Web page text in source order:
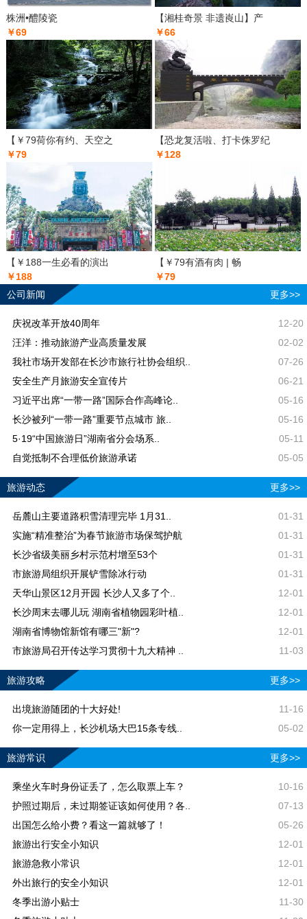
株洲•醴陵瓷
￥69
【湘桂奇景 非遗崀山】产
￥66
【￥79荷你有约、天空之
￥79
【恐龙复活啦、打卡侏罗纪
￥128
【￥188一生必看的演出
￥188
【￥79有酒有肉 | 畅
￥79
公司新闻
更多>>
庆祝改革开放40周年
12-20
汪洋：推动旅游产业高质量发展
02-02
我社市场开发部在长沙市旅行社协会组织..
07-26
安全生产月旅游安全宣传片
06-21
习近平出席“一带一路”国际合作高峰论..
05-16
长沙被列“一带一路”重要节点城市 旅..
05-16
5·19“中国旅游日”湖南省分会场系..
05-11
自觉抵制不合理低价旅游承诺
05-05
旅游动态 更多>>
岳麓山主要道路积雪清理完毕 1月31..
01-31
实施“精准整治”为春节旅游市场保驾护航
01-31
长沙省级美丽乡村示范村增至53个
01-31
市旅游局组织开展铲雪除冰行动
01-31
天华山景区12月开园 长沙人又多了个..
12-01
长沙周末去哪儿玩 湖南省植物园彩叶植..
12-01
湖南省博物馆新馆有哪三"新"?
12-01
市旅游局召开传达学习贯彻十九大精神 ..
11-03
旅游攻略 更多>>
出境旅游随团的十大好处!
11-16
你一定用得上，长沙机场大巴15条专线..
05-02
旅游常识 更多>>
乘坐火车时身份证丢了，怎么取票上车？
10-16
护照过期后，未过期签证该如何使用？各..
07-13
出国怎么给小费？看这一篇就够了！
05-26
旅游出行安全小知识
12-01
旅游急救小常识
12-01
外出旅行的安全小知识
12-01
冬季出游小贴士
11-30